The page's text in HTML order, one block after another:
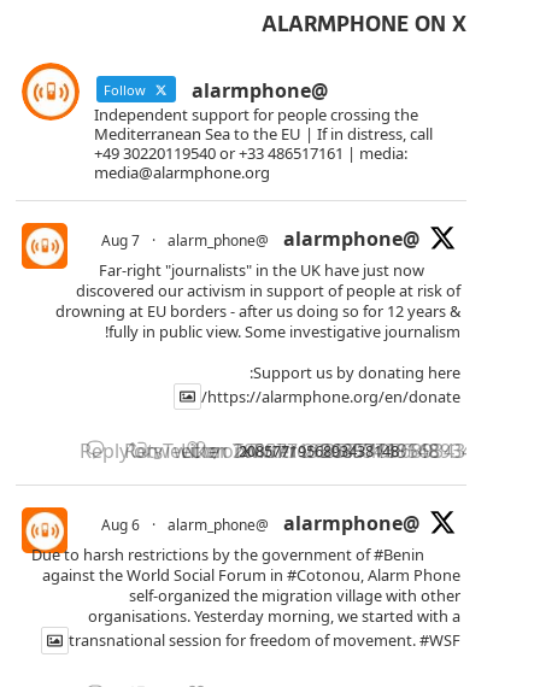
ALARMPHONE ON X
@alarmphone
Independent support for people crossing the
Mediterranean Sea to the EU | If in distress, call
+49 30220119540 or +33 486517161 | media:
media@alarmphone.org
@alarmphone
@alarm_phone
·
7 Aug
Far-right "journalists" in the UK have just now
discovered our activism in support of people at risk of
drowning at EU borders - after us doing so for 12 years &
fully in public view. Some investigative journalism!
Support us by donating here:
https://alarmphone.org/en/donate/
Reply on Twitter 2085771956893438148
Retweet on Twitter 2085771956893438148
3 Like on Twitter 2085771956893438148
7 X
2085771956893438148
@alarmphone
@alarm_phone
·
6 Aug
Due to harsh restrictions by the government of#Benin
against the World Social Forum in #Cotonou, Alarm Phone
self-organized the migration village with other
organisations. Yesterday morning, we started with a
transnational session for freedom of movement.#WSF